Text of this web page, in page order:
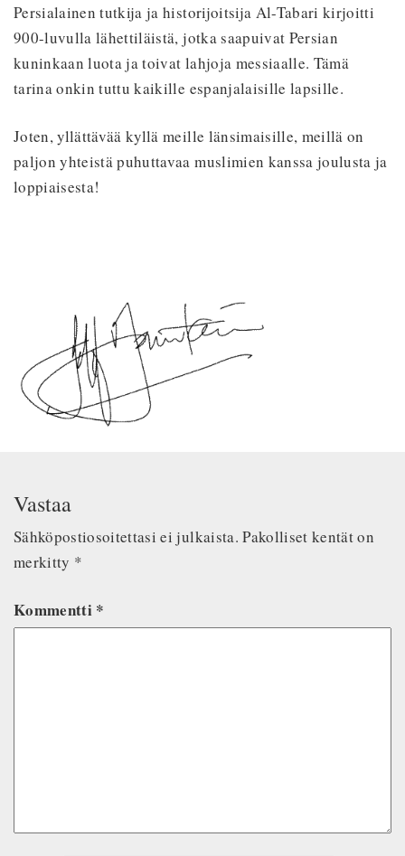
Persialainen tutkija ja historijoitsija Al-Tabari kirjoitti
900-luvulla lähettiläistä, jotka saapuivat Persian
kuninkaan luota ja toivat lahjoja messiaalle. Tämä
tarina onkin tuttu kaikille espanjalaisille lapsille.
Joten, yllättävää kyllä meille länsimaisille, meillä on
paljon yhteistä puhuttavaa muslimien kanssa joulusta ja
loppiaisesta!
Vastaa
Sähköpostiosoitettasi ei julkaista. Pakolliset kentät on
merkitty *
Kommentti *